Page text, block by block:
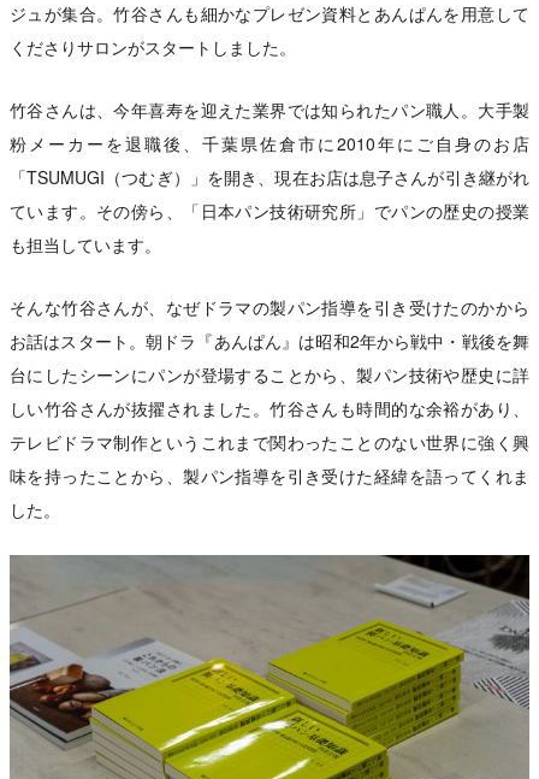
ジュが集合。竹谷さんも細かなプレゼン資料とあんぱんを用意して
くださりサロンがスタートしました。
竹谷さんは、今年喜寿を迎えた業界では知られたパン職人。大手製
粉メーカーを退職後、千葉県佐倉市に2010年にご自身のお店
「TSUMUGI（つむぎ）」を開き、現在お店は息子さんが引き継がれ
ています。その傍ら、「日本パン技術研究所」でパンの歴史の授業
も担当しています。
そんな竹谷さんが、なぜドラマの製パン指導を引き受けたのかから
お話はスタート。朝ドラ『あんぱん』は昭和2年から戦中・戦後を舞
台にしたシーンにパンが登場することから、製パン技術や歴史に詳
しい竹谷さんが抜擢されました。竹谷さんも時間的な余裕があり、
テレビドラマ制作というこれまで関わったことのない世界に強く興
味を持ったことから、製パン指導を引き受けた経緯を語ってくれま
した。